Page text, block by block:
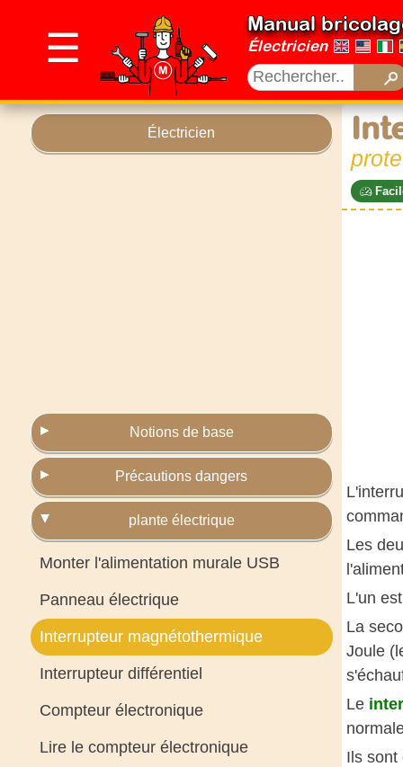
☰
Manual
Électricien
Électricien
Notions de base
Précautions dangers
plante électrique
Monter l'alimentation murale USB
Panneau électrique
Interrupteur magnétothermique
Interrupteur différentiel
Compteur électronique
Lire le compteur électronique
Les
L'un
La
Joule
Le
Ils sont